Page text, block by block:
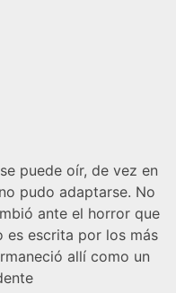
puede oír, de vez en
pudo adaptarse. No
ante el horror que
es escrita por los más
allí como un